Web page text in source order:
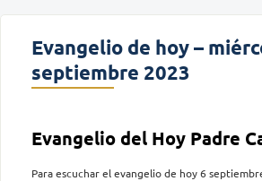
Evangelio de hoy –
septiembre 2023
Evangelio del Hoy Padre
Para escuchar el evangelio de hoy 6